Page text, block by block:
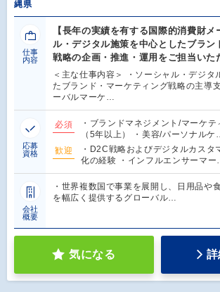
縄県
仕事
内容
【長年の実績を有する国際的消費財
ル・デジタル施策を中心としたブラン
戦略の企画・推進・運用をご担当いた
＜主な仕事内容＞ ・ソーシャル・デジタ
たブランド・マーケティング戦略の主導
ーバルマーケ…
応募
資格
必須
・ブランドマネジメント/マーケ
（5年以上） ・美容/パーソナル
歓迎
・D2C戦略およびデジタルカスタ
化の経験 ・インフルエンサーマ
会社
概要
・世界複数国で事業を展開し、日用品や
を幅広く提供するグローバル…
気になる